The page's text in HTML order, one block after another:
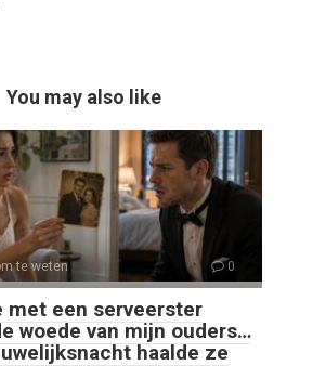
You may also like
te weten 0
met een serveerster
woede van mijn ouders…
haalde ze